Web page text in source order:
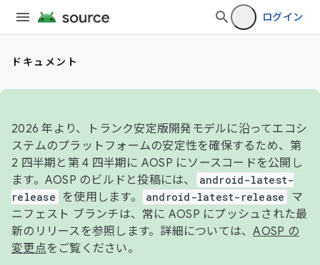
ログイン
ドキュメント
2026 年より、トランク安定版開発モデルに沿ってエコシ
ステムのプラットフォームの安定性を確保するため、第
2 四半期と第 4 四半期に AOSP にソースコードを公開し
ます。AOSP のビルドと投稿には、
android-latest-
release
を使用します。 android-latest-release
マ
ニフェスト ブランチは、常に AOSP にプッシュされた最
新のリリースを参照します。詳細については、AOSP の
変更点をご覧ください。